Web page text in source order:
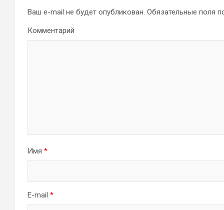
Ваш e-mail не будет опубликован. Обязательные поля
Комментарий
Имя *
E-mail *